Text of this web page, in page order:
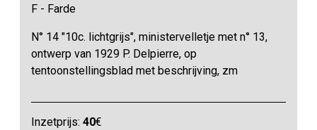
F - Farde
N° 14 "10c. lichtgrijs", ministervelletje met n° 13,
ontwerp van 1929 P. Delpierre, op
tentoonstellingsblad met beschrijving, zm
Inzetprijs:40€